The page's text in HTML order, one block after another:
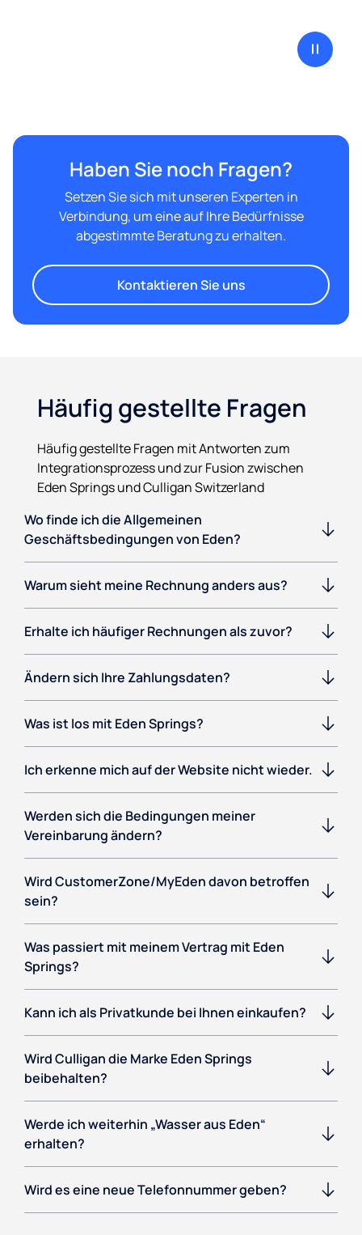
Haben Sie noch Fragen?
Setzen Sie sich mit unseren Experten in
Verbindung, um eine auf Ihre Bedürfnisse
abgestimmte Beratung zu erhalten.
Kontaktieren Sie uns
Häufig gestellte Fragen
Häufig gestellte Fragen mit Antworten zum
Integrationsprozess und zur Fusion zwischen
Eden Springs und Culligan Switzerland
Wo finde ich die Allgemeinen
Geschäftsbedingungen von Eden?
Warum sieht meine Rechnung anders aus?
Erhalte ich häufiger Rechnungen als zuvor?
Ändern sich Ihre Zahlungsdaten?
Was ist los mit Eden Springs?
Ich erkenne mich auf der Website nicht wieder.
Werden sich die Bedingungen meiner
Vereinbarung ändern?
Wird CustomerZone/MyEden davon betroffen
sein?
Was passiert mit meinem Vertrag mit Eden
Springs?
Kann ich als Privatkunde bei Ihnen einkaufen?
Wird Culligan die Marke Eden Springs
beibehalten?
Werde ich weiterhin „Wasser aus Eden“
erhalten?
Wird es eine neue Telefonnummer geben?